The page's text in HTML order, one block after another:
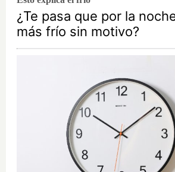
¿Te pasa que por la
más frío sin motivo?